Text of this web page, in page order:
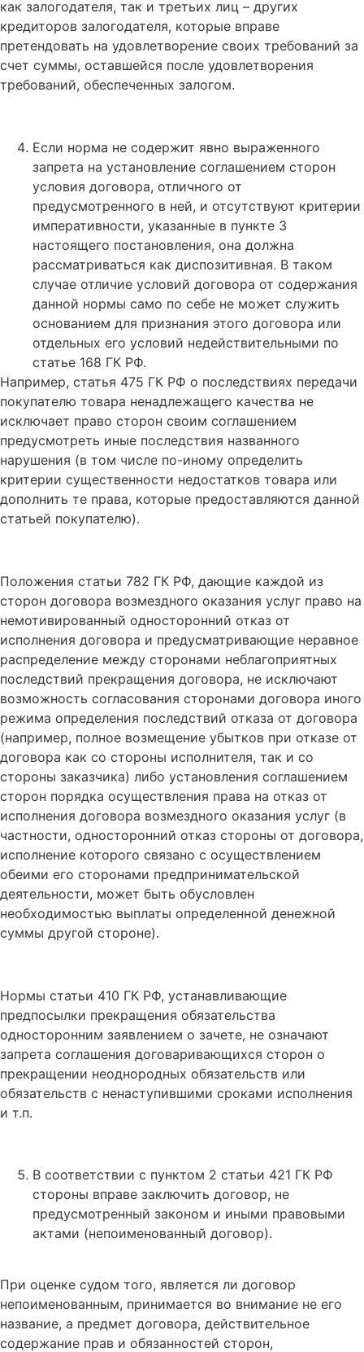
как залогодателя, так и третьих лиц – других
кредиторов залогодателя, которые вправе
претендовать на удовлетворение своих требований за
счет суммы, оставшейся после удовлетворения
требований, обеспеченных залогом.
Если норма не содержит явно выраженного
запрета на установление соглашением сторон
условия договора, отличного от
предусмотренного в ней, и отсутствуют критерии
императивности, указанные в пункте 3
настоящего постановления, она должна
рассматриваться как диспозитивная. В таком
случае отличие условий договора от содержания
данной нормы само по себе не может служить
основанием для признания этого договора или
отдельных его условий недействительными по
статье 168 ГК РФ.
Например, статья 475 ГК РФ о последствиях передачи
покупателю товара ненадлежащего качества не
исключает право сторон своим соглашением
предусмотреть иные последствия названного
нарушения (в том числе по-иному определить
критерии существенности недостатков товара или
дополнить те права, которые предоставляются данной
статьей покупателю).
Положения статьи 782 ГК РФ, дающие каждой из
сторон договора возмездного оказания услуг право на
немотивированный односторонний отказ от
исполнения договора и предусматривающие неравное
распределение между сторонами неблагоприятных
последствий прекращения договора, не исключают
возможность согласования сторонами договора иного
режима определения последствий отказа от договора
(например, полное возмещение убытков при отказе от
договора как со стороны исполнителя, так и со
стороны заказчика) либо установления соглашением
сторон порядка осуществления права на отказ от
исполнения договора возмездного оказания услуг (в
частности, односторонний отказ стороны от договора,
исполнение которого связано с осуществлением
обеими его сторонами предпринимательской
деятельности, может быть обусловлен
необходимостью выплаты определенной денежной
суммы другой стороне).
Нормы статьи 410 ГК РФ, устанавливающие
предпосылки прекращения обязательства
односторонним заявлением о зачете, не означают
запрета соглашения договаривающихся сторон о
прекращении неоднородных обязательств или
обязательств с ненаступившими сроками исполнения
и т.п.
В соответствии с пунктом 2 статьи 421 ГК РФ
стороны вправе заключить договор, не
предусмотренный законом и иными правовыми
актами (непоименованный договор).
При оценке судом того, является ли договор
непоименованным, принимается во внимание не его
название, а предмет договора, действительное
содержание прав и обязанностей сторон,